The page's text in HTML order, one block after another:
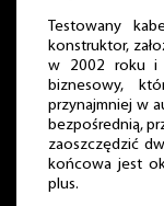
Testowany
konstruktor,
w 2002 roku i
biznesowy,
przynajmniej w
bezpośrednią,
zaoszczędzić
końcowa jest
plus.